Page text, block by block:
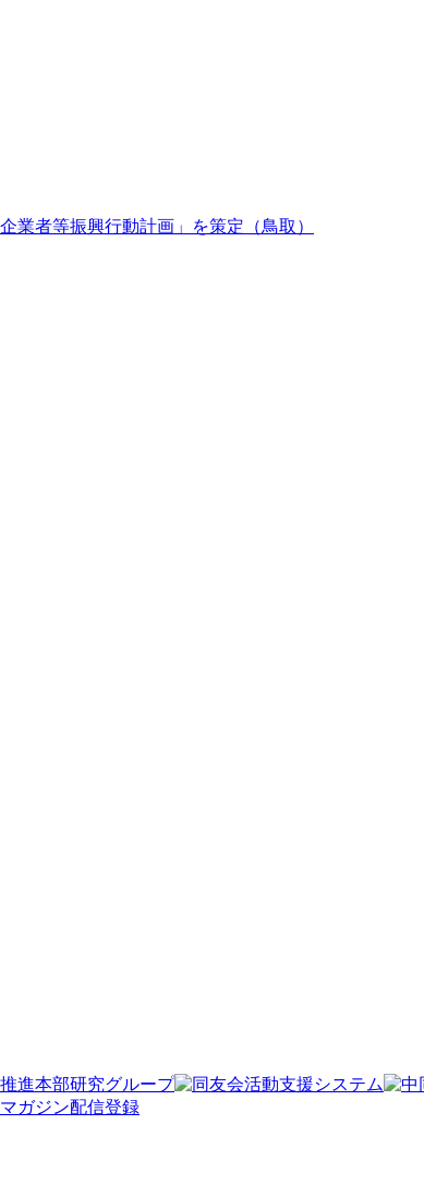
者等振興行動計画」を策定（鳥取）